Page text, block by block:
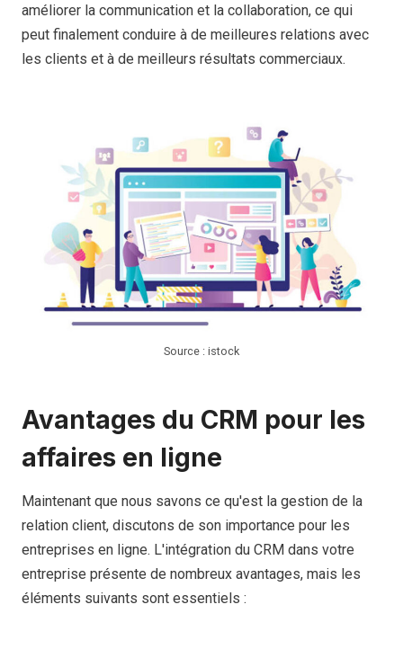
améliorer la communication et la collaboration, ce qui
peut finalement conduire à de meilleures relations avec
les clients et à de meilleurs résultats commerciaux.
Source : istock
Avantages du CRM pour les
affaires en ligne
Maintenant que nous savons ce qu'est la gestion de la
relation client, discutons de son importance pour les
entreprises en ligne. L'intégration du CRM dans votre
entreprise présente de nombreux avantages, mais les
éléments suivants sont essentiels :